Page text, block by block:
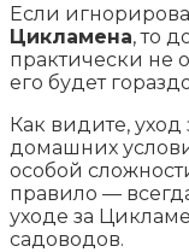
Если
Цикламена, то
практически не
его будет
Как видите, уход
домашних
особой
правило —
уходе за
садоводов.